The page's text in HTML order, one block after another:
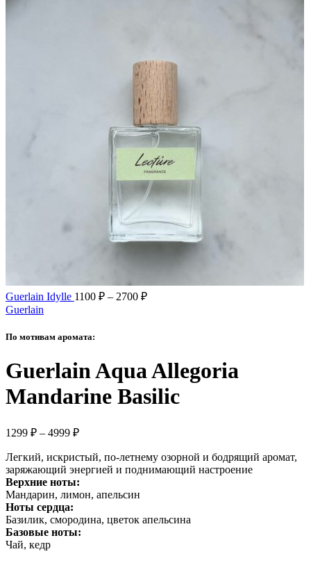
Guerlain Idylle 1100 ₽ – 2700 ₽Диапазон
Guerlain
По мотивам аромата:
Guerlain Aqua Allegoria
Mandarine Basilic
1299 ₽ – 4999 ₽Диапазон
1299 ₽
–
4999 ₽
Легкий, искристый, по-летнему озорной и бодрящий аромат,
заряжающий энергией и поднимающий настроение
Верхние ноты:
Мандарин, лимон, апельсин
Ноты сердца:
Базилик, смородина, цветок апельсина
Базовые ноты:
Чай, кедр